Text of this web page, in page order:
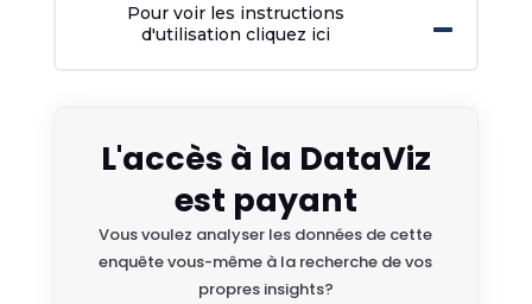
Pour voir les instructions
d'utilisation cliquez ici
L'accès à la DataViz
est payant
Vous voulez analyser les données de cette
enquête vous-même à la recherche de vos
propres insights?